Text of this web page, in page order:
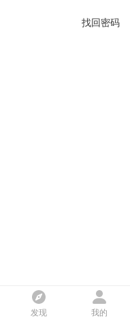
找回密码
发现 我的